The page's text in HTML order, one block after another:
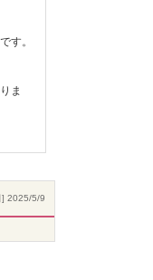
す。
ま
] 2025/5/9